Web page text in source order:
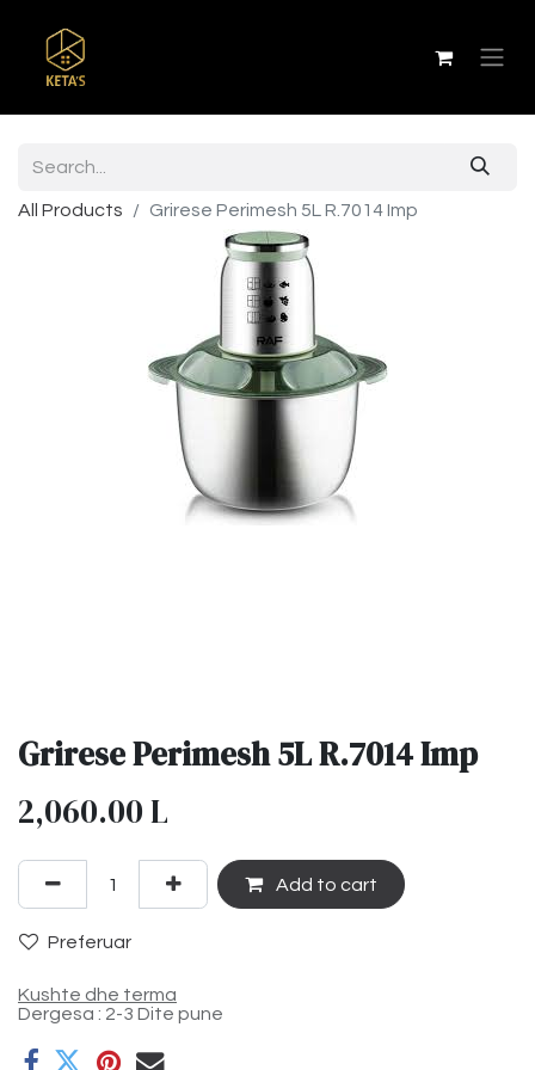
All Products Grirese Perimesh 5L R.7014 Imp
Grirese Perimesh 5L R.7014 Imp
2,060.00L
Add to cart
Preferuar
Kushte dhe terma
Dergesa : 2-3 Dite pune